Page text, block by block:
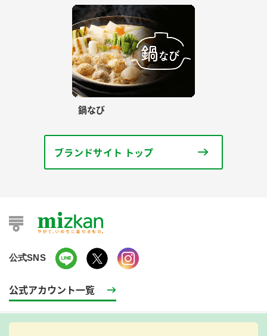
鍋なび
ブランドサイト トップ
公式SNS
公式アカウント一覧